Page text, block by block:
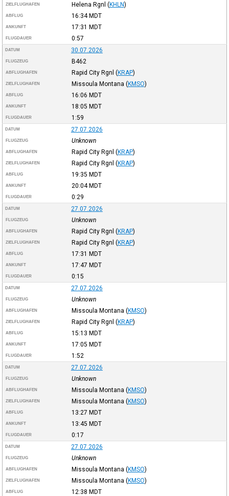
ZIELFLUGHAFEN Helena Rgnl (KHLN)
ABFLUG 16:34MDT
ANKUNFT 17:31 MDT
FLUGDAUER 0:57
DATUM 30.07.2026
FLUGZEUG B462
ABFLUGHAFEN Rapid City Rgnl (KRAP)
ZIELFLUGHAFEN Missoula Montana (KMSO)
ABFLUG 16:06 MDT
ANKUNFT 18:05 MDT
FLUGDAUER 1:59
DATUM 27.07.2026
FLUGZEUG Unknown
ABFLUGHAFEN Rapid City Rgnl (KRAP)
ZIELFLUGHAFEN Rapid City Rgnl (KRAP)
ABFLUG 19:35 MDT
ANKUNFT 20:04MDT
FLUGDAUER 0:29
DATUM 27.07.2026
FLUGZEUG Unknown
ABFLUGHAFEN Rapid City Rgnl (KRAP)
ZIELFLUGHAFEN Rapid City Rgnl (KRAP)
ABFLUG 17:31 MDT
ANKUNFT 17:47 MDT
FLUGDAUER 0:15
DATUM 27.07.2026
FLUGZEUG Unknown
ABFLUGHAFEN Missoula Montana (KMSO)
ZIELFLUGHAFEN Rapid City Rgnl (KRAP)
ABFLUG 15:13 MDT
ANKUNFT 17:05 MDT
FLUGDAUER 1:52
DATUM 27.07.2026
FLUGZEUG Unknown
ABFLUGHAFEN Missoula Montana (KMSO)
ZIELFLUGHAFEN Missoula Montana (KMSO)
ABFLUG 13:27 MDT
ANKUNFT 13:45 MDT
FLUGDAUER 0:17
DATUM 27.07.2026
FLUGZEUG Unknown
ABFLUGHAFEN Missoula Montana (KMSO)
ZIELFLUGHAFEN Missoula Montana (KMSO)
ABFLUG 12:38 MDT